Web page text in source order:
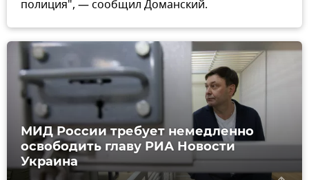
полиция", — сообщил Доманский.
МИД России требует немедленно
освободить главу РИА Новости
Украина